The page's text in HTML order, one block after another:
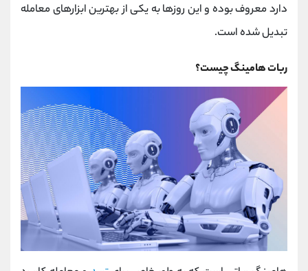
دارد معروف بوده و این روزها به یکی از بهترین ابزارهای معامله
تبدیل شده است.
ربات هامینگ چیست؟